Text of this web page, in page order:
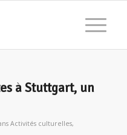
à Stuttgart, un
Activités culturelles,